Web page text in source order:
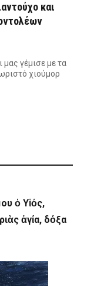
και
μας γέμισε με τα
χιούμορ
ὁ Υἱός,
ἁγία, δόξα